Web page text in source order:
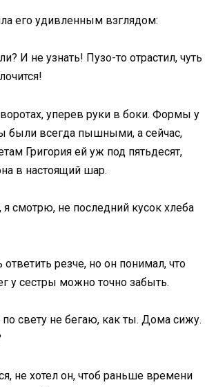
его удивленным взглядом:
И не узнать! Пузо-то отрастил, чуть
уперев руки в боки. Формы у
были всегда пышными, а сейчас,
Григория ей уж под пятьдесят,
в настоящий шар.
смотрю, не последний кусок хлеба
ответить резче, но он понимал, что
у сестры можно точно забыть.
по свету не бегаю, как ты. Дома сижу.
не хотел он, чтоб раньше времени